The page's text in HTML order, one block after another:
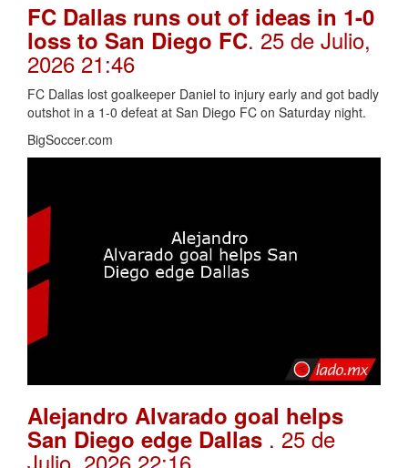
FC Dallas runs out of ideas in 1-0
loss to San Diego FC. 25 de Julio,
2026 21:46
FC Dallas lost goalkeeper Daniel to injury early and got badly
outshot in a 1-0 defeat at San Diego FC on Saturday night.
BigSoccer.com
Alejandro Alvarado goal helps
San Diego edge Dallas . 25 de